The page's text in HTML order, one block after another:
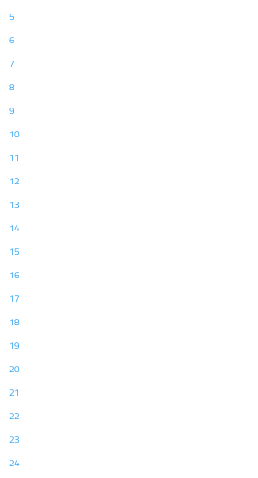
5
6
7
8
9
10
11
12
13
14
15
16
17
18
19
20
21
22
23
24